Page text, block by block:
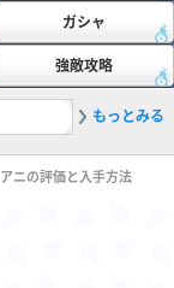
ガシャ
強敵攻略
2ともだ
もっとみる
アニの評価と入手方法